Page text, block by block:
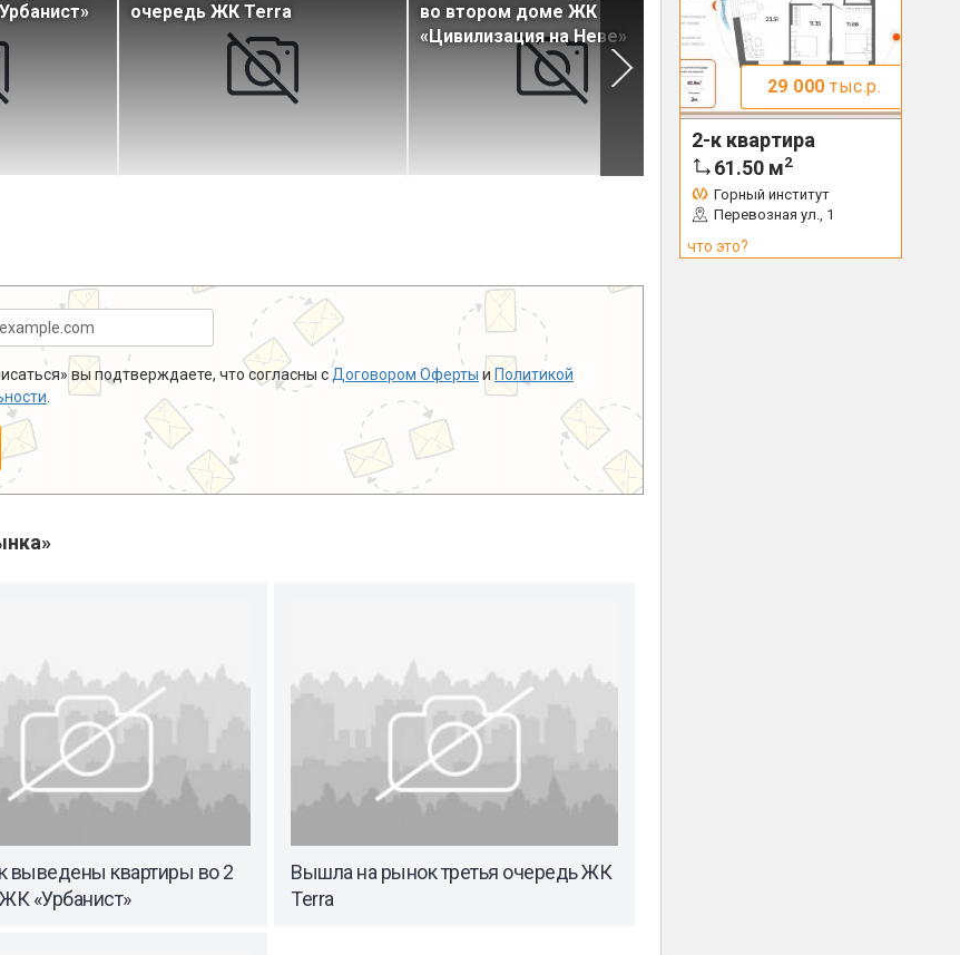
очередь ЖК Terra
во втором доме ЖК
«Цивилизация на Неве»
в 10 корпусе ЖК
вы подтверждаете, что согласны с Договором Оферты и Политикой
выведены квартиры во 2
«Урбанист»
Вышла на рынок третья очередь ЖК
Terra
29 000 тыс.р.
2-к квартира
61.50 м2
Горный институт
Перевозная ул., 1
что это?